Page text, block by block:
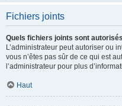
Fichiers joints
Quels fichiers joints sont
L’administrateur peut autoriser ou
vous n’êtes pas sûr de ce qui est
l’administrateur pour plus
Haut